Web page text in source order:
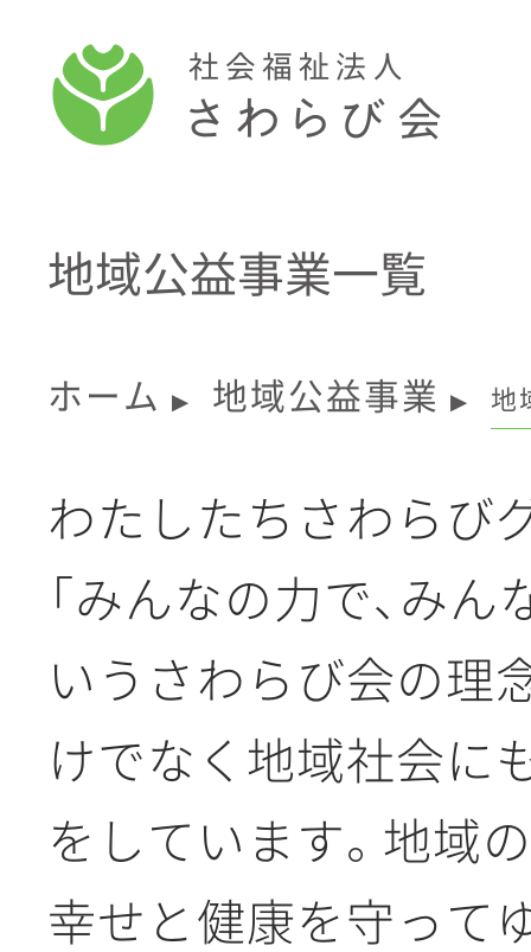
地域公益事業一覧
ホーム ▶ 地域公益事業 ▶ 地
わたしたちさわらび
「みんなの力で、みん
いうさわらび会の理
けでなく地域社会に
をしています。地域
幸せと健康を守って